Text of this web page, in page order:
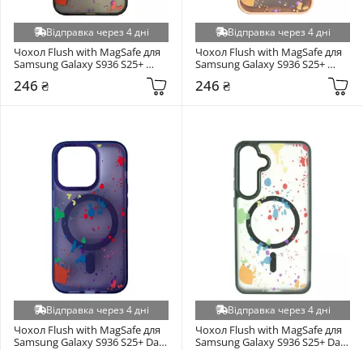
Відправка через 4 дні
Чохол Flush with MagSafe для
Samsung Galaxy S936 S25+
Titanium Black (6947182053)
246 ₴
Відправка через 4 дні
Чохол Flush with MagSafe для
Samsung Galaxy S936 S25+
246 ₴
Відправка через 4 дні
Чохол Flush with MagSafe для
Samsung Galaxy S936 S25+ Dark
Відправка через 4 дні
Чохол Flush with MagSafe для
Samsung Galaxy S936 S25+ Dark